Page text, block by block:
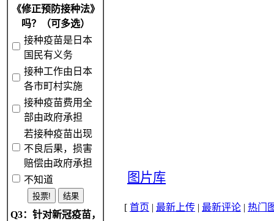
《修正预防接种法》
吗？（可多选）
接种疫苗是日本
国民有义务
接种工作由日本
各市町村实施
接种疫苗费用全
部由政府承担
若接种疫苗出现
不良后果，损害
赔偿由政府承担
不知道
Q3：针对新冠疫苗，
图片库
[ 首页 | 最新上传 | 最新评论 | 热门